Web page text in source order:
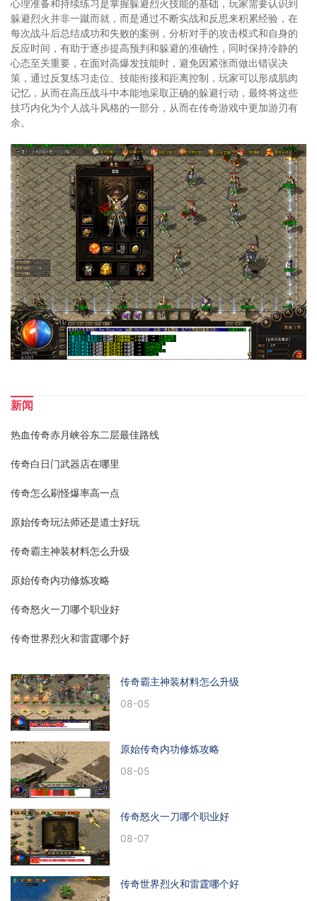
心理准备和持续练习是掌握躲避烈火技能的基础，玩家需要认识到
躲避烈火并非一蹴而就，而是通过不断实战和反思来积累经验，在
每次战斗后总结成功和失败的案例，分析对手的攻击模式和自身的
反应时间，有助于逐步提高预判和躲避的准确性，同时保持冷静的
心态至关重要，在面对高爆发技能时，避免因紧张而做出错误决
策，通过反复练习走位、技能衔接和距离控制，玩家可以形成肌肉
记忆，从而在高压战斗中本能地采取正确的躲避行动，最终将这些
技巧内化为个人战斗风格的一部分，从而在传奇游戏中更加游刃有
余。
新闻
热血传奇赤月峡谷东二层最佳路线
传奇白日门武器店在哪里
传奇怎么刷怪爆率高一点
原始传奇玩法师还是道士好玩
传奇霸主神装材料怎么升级
原始传奇内功修炼攻略
传奇怒火一刀哪个职业好
传奇世界烈火和雷霆哪个好
传奇霸主神装材料怎么升级
08-05
原始传奇内功修炼攻略
08-05
传奇怒火一刀哪个职业好
08-07
传奇世界烈火和雷霆哪个好